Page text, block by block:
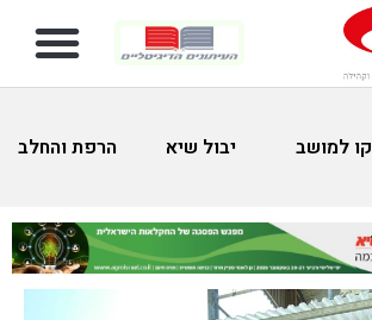
קו למושב יבול שיא הרפת והחלב